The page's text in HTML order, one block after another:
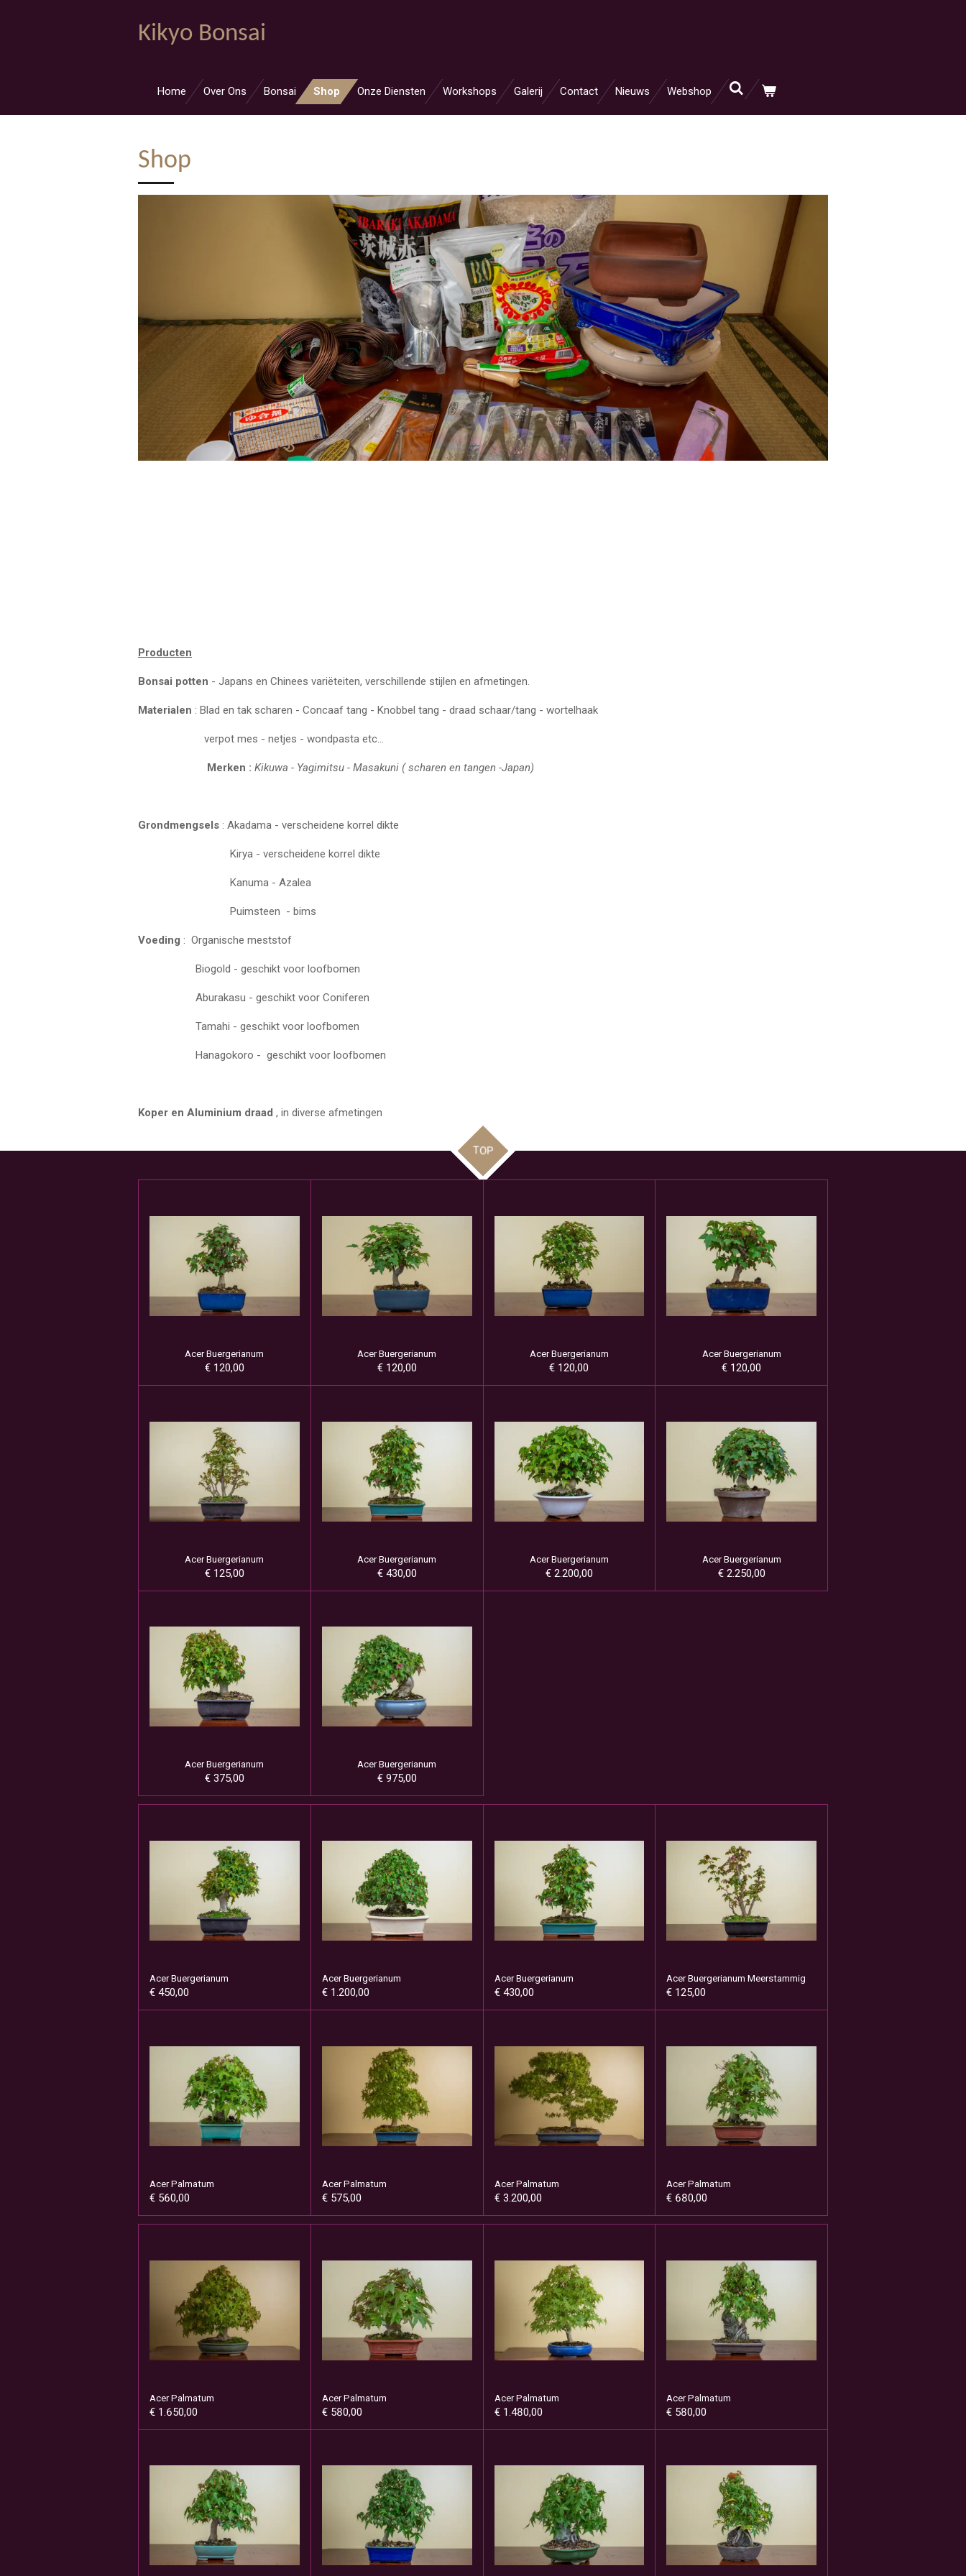
Kikyo Bonsai
Home Over Ons Bonsai Shop Onze Diensten Workshops Galerij Contact Nieuws Webshop
Shop
Producten
Bonsai potten - Japans en Chinees variëteiten, verschillende stijlen en afmetingen.
Materialen : Blad en tak scharen - Concaaf tang - Knobbel tang - draad schaar/tang - wortelhaak
verpot mes - netjes - wondpasta etc...
Merken : Kikuwa - Yagimitsu - Masakuni ( scharen en tangen -Japan)
Grondmengsels : Akadama - verscheidene korrel dikte
Kirya - verscheidene korrel dikte
Kanuma - Azalea
Puimsteen - bims
Voeding : Organische meststof
Biogold - geschikt voor loofbomen
Aburakasu - geschikt voor Coniferen
Tamahi - geschikt voor loofbomen
Hanagokoro - geschikt voor loofbomen
Koper en Aluminium draad , in diverse afmetingen
TOP
Acer Buergerianum
€ 120,00
Acer Buergerianum
€ 120,00
Acer Buergerianum
€ 120,00
Acer Buergerianum
€ 120,00
Acer Buergerianum
€ 125,00
Acer Buergerianum
€ 430,00
Acer Buergerianum
€ 2.200,00
Acer Buergerianum
€ 2.250,00
Acer Buergerianum
€ 375,00
Acer Buergerianum
€ 975,00
Acer Buergerianum
€ 450,00
Acer Buergerianum
€ 1.200,00
Acer Buergerianum
€ 430,00
Acer Buergerianum Meerstammig
€ 125,00
Acer Palmatum
€ 560,00
Acer Palmatum
€ 575,00
Acer Palmatum
€ 3.200,00
Acer Palmatum
€ 680,00
Acer Palmatum
€ 1.650,00
Acer Palmatum
€ 580,00
Acer Palmatum
€ 1.480,00
Acer Palmatum
€ 580,00